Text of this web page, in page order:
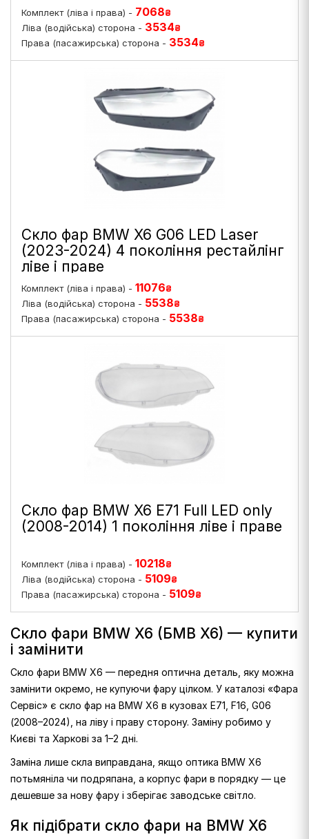
Комплект (ліва і права) - 7068₴
Ліва (водійська) сторона - 3534₴
Права (пасажирська) сторона - 3534₴
Скло фар BMW X6 G06 LED Laser
(2023-2024) 4 покоління рестайлінг
ліве і праве
Комплект (ліва і права) - 11076₴
Ліва (водійська) сторона - 5538₴
Права (пасажирська) сторона - 5538₴
Скло фар BMW X6 E71 Full LED only
(2008-2014) 1 покоління ліве і праве
Комплект (ліва і права) - 10218₴
Ліва (водійська) сторона - 5109₴
Права (пасажирська) сторона - 5109₴
Скло фари BMW X6 (БМВ X6) — купити
і замінити
Скло фари BMW X6 — передня оптична деталь, яку можна
замінити окремо, не купуючи фару цілком. У каталозі «Фара
Сервіс» є скло фар на BMW X6 в кузовах E71, F16, G06
(2008–2024), на ліву і праву сторону. Заміну робимо у
Києві та Харкові за 1–2 дні.
Заміна лише скла виправдана, якщо оптика BMW X6
потьмяніла чи подряпана, а корпус фари в порядку — це
дешевше за нову фару і зберігає заводське світло.
Як підібрати скло фари на BMW X6